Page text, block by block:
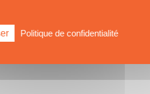
Politique de confidentialité